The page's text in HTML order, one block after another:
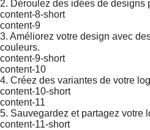
2. Déroulez des idées de designs
content-8-short
content-9
3. Améliorez votre design avec
couleurs.
content-9-short
content-10
4. Créez des variantes de votre
content-10-short
content-11
5. Sauvegardez et partagez votre
content-11-short